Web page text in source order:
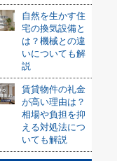
自然を生かす住
宅の換気設備と
は？機械との違
いについても解
説
賃貸物件の礼金
が高い理由は？
相場や負担を抑
える対処法につ
いても解説